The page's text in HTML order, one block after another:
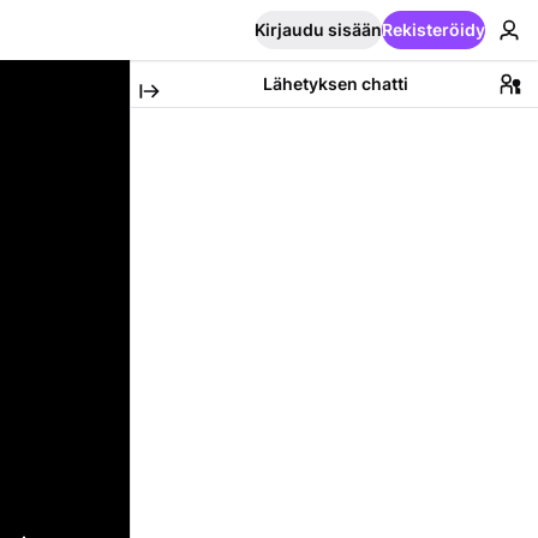
Kirjaudu sisäänRekisteröidy
Lähetyksen chatti